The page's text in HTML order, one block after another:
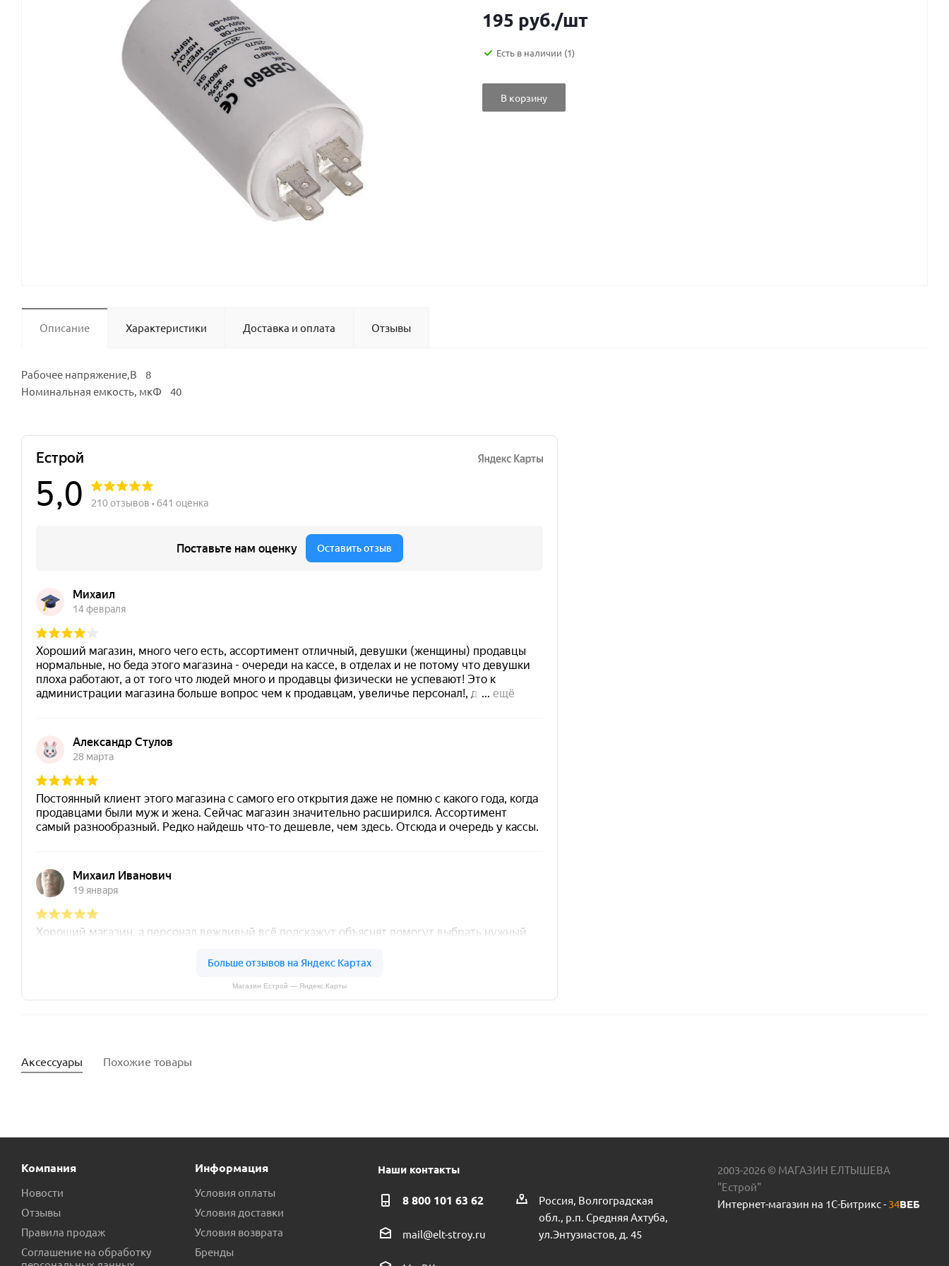
195 руб./шт
Есть в наличии (1)
В корзину
Описание Характеристики Доставка и оплата Отзывы
Рабочее напряжение,В 8
Номинальная емкость, мкФ 40
Магазин Естрой — Яндекс.Карты
Аксессуары Похожие товары
Ротор (вал) AQUARIO ADB 35 Обратный клапан резиновый для винтового насоса 3 пр.КНР
Компания
Новости
Отзывы
Правила продаж
Соглашение на обработку
Информация
Условия оплаты
Условия доставки
Условия возврата
Бренды
Наши контакты
8 800 101 63 62
mail@elt-stroy.ru
Россия, Волгоградская
обл., р.п. Средняя Ахтуба,
ул.Энтузиастов, д. 45
2003-2026 © МАГАЗИН ЕЛТЫШЕВА
"Естрой"
Интернет-магазин на 1С-Битрикс - 34ВЕБ